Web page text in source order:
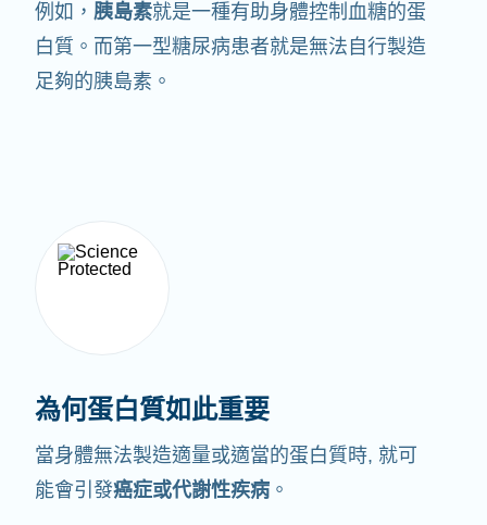
例如， 胰島素就是一種有助身體控制血糖的蛋
白質。 而第一型糖尿病患者就是無法自行製造
足夠的胰島素。
為何蛋白質如此重要
當身體無法製造適量或適當的蛋白質時, 就可
能會引發癌症或代謝性疾病 。